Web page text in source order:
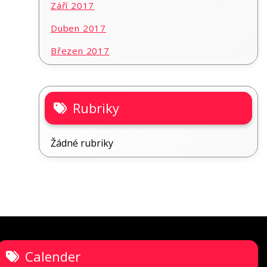
Září 2017
Duben 2017
Březen 2017
Rubriky
Žádné rubriky
Calender